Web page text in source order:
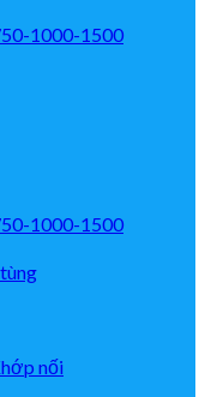
1000-1500
1000-1500
nối